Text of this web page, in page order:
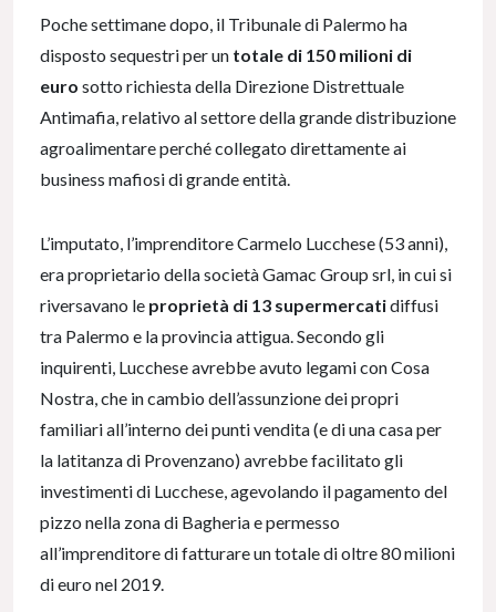
Poche settimane dopo, il Tribunale di Palermo ha
disposto sequestri per un totale di 150 milioni di
euro sotto richiesta della Direzione Distrettuale
Antimafia, relativo al settore della grande distribuzione
agroalimentare perché collegato direttamente ai
business mafiosi di grande entità.
L’imputato, l’imprenditore Carmelo Lucchese (53 anni),
era proprietario della società Gamac Group srl, in cui si
riversavano le proprietà di 13 supermercatidiffusi
tra Palermo e la provincia attigua. Secondo gli
inquirenti, Lucchese avrebbe avuto legami con Cosa
Nostra, che in cambio dell’assunzione dei propri
familiari all’interno dei punti vendita (e di una casa per
la latitanza di Provenzano) avrebbe facilitato gli
investimenti di Lucchese, agevolando il pagamento del
pizzo nella zona di Bagheria e permesso
all’imprenditore di fatturare un totale di oltre 80 milioni
di euro nel 2019.